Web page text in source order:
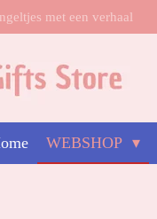
met een verhaal
WEBSHOP